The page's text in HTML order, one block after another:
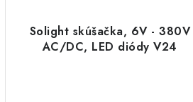
Solight skúšačka, 6V - 380V
AC/DC, LED diódy V24